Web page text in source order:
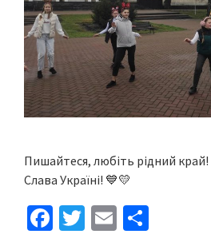
Пишайтеся, любіть рідний край!
Слава Україні! 💙💛
Fa T
E